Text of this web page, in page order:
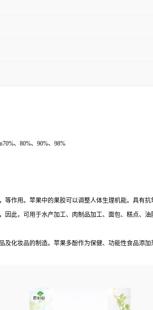
、80%、90%、98%
作用。苹果中的果胶可以调整人体生理机能。具有抗
此，可用于水产加工、肉制品加工、面包、糕点、
化妆品的制造。苹果多酚作为保健、功能性食品添加